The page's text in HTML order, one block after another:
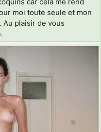
moi toute seule et mon
Au plaisir de vous